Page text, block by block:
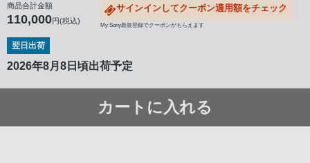
商品合計金額
110,000円(税込)
サインインしてクーポン適用額をチェック
My Sony新規登録でクーポンがもらえます
翌日出荷
2026年8月8日頃出荷予定
カートに入れる